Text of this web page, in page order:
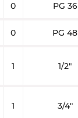
0 PG 36
0 PG 48
1 1/2″
1 3/4″